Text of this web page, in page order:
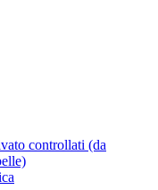
controllati (da